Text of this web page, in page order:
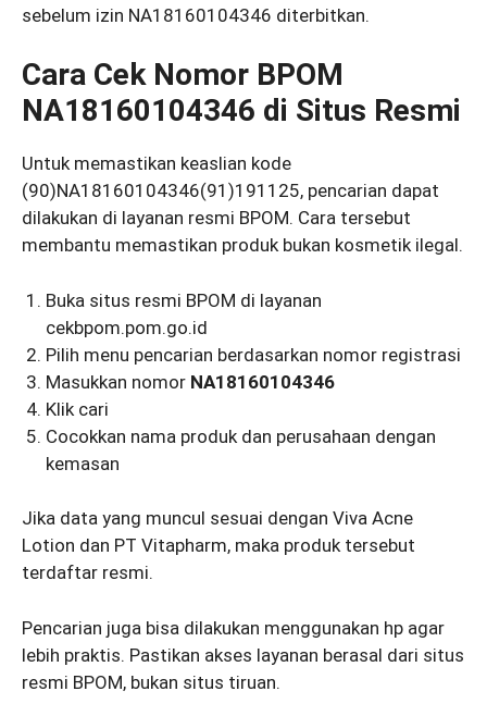
sebelum izin NA18160104346 diterbitkan.
Cara Cek Nomor BPOM
NA18160104346 di Situs Resmi
Untuk memastikan keaslian kode
(90)NA18160104346(91)191125, pencarian dapat
dilakukan di layanan resmi BPOM. Cara tersebut
membantu memastikan produk bukan kosmetik ilegal.
Buka situs resmi BPOM di layanan
cekbpom.pom.go.id
Pilih menu pencarian berdasarkan nomor registrasi
Masukkan nomor NA18160104346
Klik cari
Cocokkan nama produk dan perusahaan dengan
kemasan
Jika data yang muncul sesuai dengan Viva Acne
Lotion dan PT Vitapharm, maka produk tersebut
terdaftar resmi.
Pencarian juga bisa dilakukan menggunakan hp agar
lebih praktis. Pastikan akses layanan berasal dari situs
resmi BPOM, bukan situs tiruan.